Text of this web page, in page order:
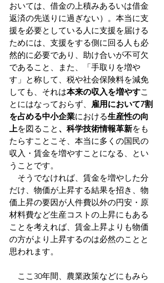
おいては、借金の上積みあるいは借金
返済の先送りに過ぎない）。本当に支
援を必要としている人に支援を届ける
ためには、支援をする側に回る人も必
然的に必要であり、助け合いが不可欠
であること、また、「手取りを増や
す」と称して、税や社会保険料を減免
しても、それは本来の収入を増やすこ
とにはなっておらず、 雇用において7割
を占める中小企業における生産性の向
上を図ること 、科学技術情報革新をも
たらすことこそ、本当に多くの国民の
収入・賃金を増やすことになる、とい
うことです。
そうでなければ、賃金を増やした分
だけ、物価が上昇する結果を招き、物
価上昇の要因が人件費以外の円安・原
材料費など生産コストの上昇にもある
ことを考えれば、賃金上昇よりも物価
の方がより上昇するのは必然のことと
思われます。
ここ30年間、農業政策などにもみら